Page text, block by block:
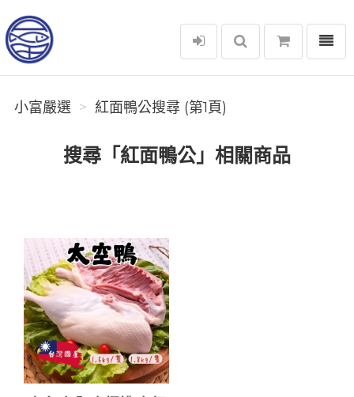
小富嚴選
選單
小富嚴選 紅面鴨公搜尋 (第1頁)
搜尋「紅面鴨公」相關商品